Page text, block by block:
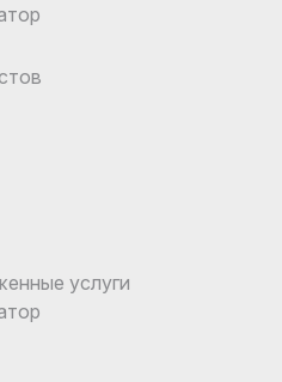
услуги